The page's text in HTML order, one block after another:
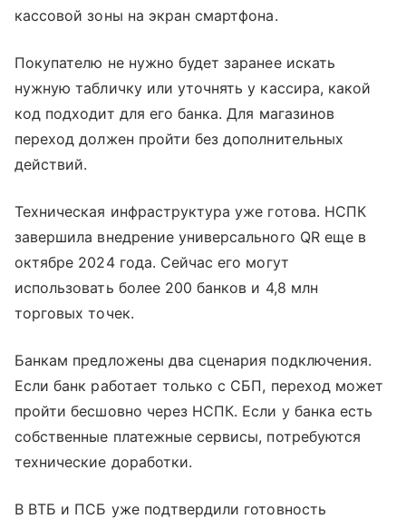
кассовой зоны на экран смартфона.
Покупателю не нужно будет заранее искать
нужную табличку или уточнять у кассира, какой
код подходит для его банка. Для магазинов
переход должен пройти без дополнительных
действий.
Техническая инфраструктура уже готова. НСПК
завершила внедрение универсального QR еще в
октябре 2024 года. Сейчас его могут
использовать более 200 банков и 4,8 млн
торговых точек.
Банкам предложены два сценария подключения.
Если банк работает только с СБП, переход может
пройти бесшовно через НСПК. Если у банка есть
собственные платежные сервисы, потребуются
технические доработки.
В ВТБ и ПСБ уже подтвердили готовность